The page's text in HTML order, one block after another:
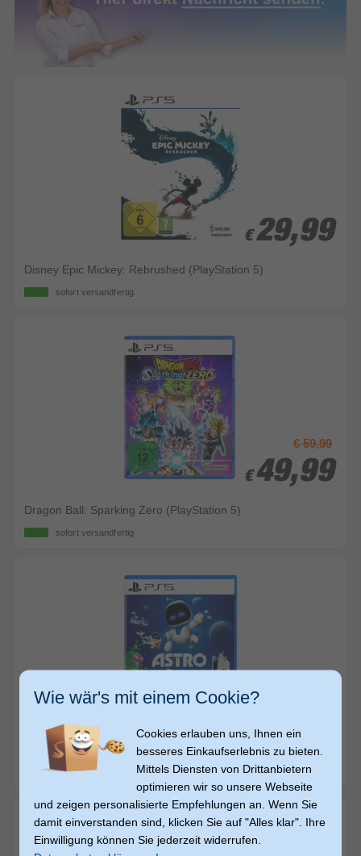
€ 29,99
€ 29,99
Disney Epic Mickey: Rebrushed (PlayStation 5)
sofort versandfertig
€ 59,99
€ 49,99
€ 49,99
Dragon Ball: Sparking Zero (PlayStation 5)
sofort versandfertig
ASTRO BOT (PlayStation 5)
sofort versandfertig
Wie wär's mit einem Cookie?
Cookies erlauben uns, Ihnen ein
besseres Einkaufserlebnis zu bieten.
Mittels Diensten von Drittanbietern
optimieren wir so unsere Webseite
und zeigen personalisierte Empfehlungen an. Wenn Sie
damit einverstanden sind, klicken Sie auf "Alles klar". Ihre
Einwilligung können Sie jederzeit widerrufen.